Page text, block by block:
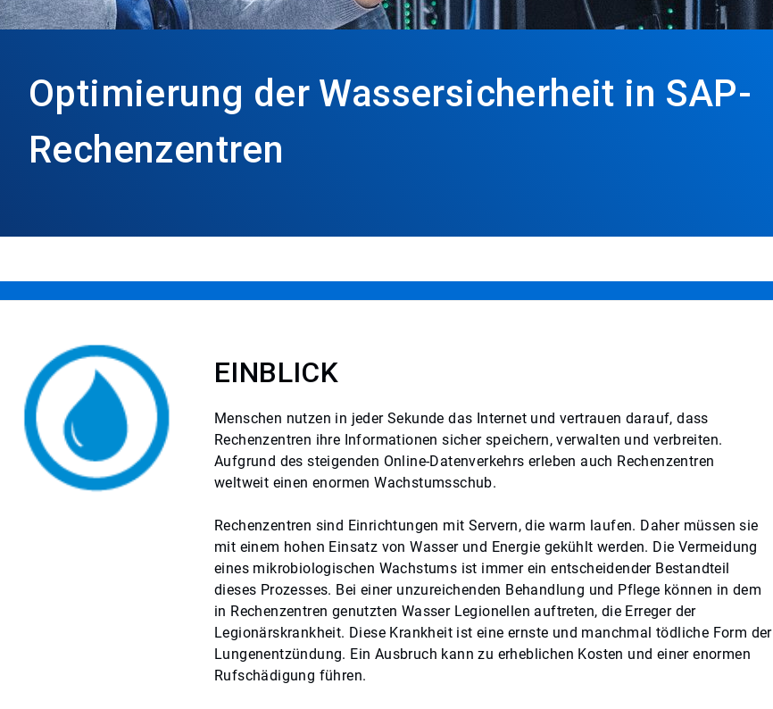
Optimierung der Wassersicherheit in SAP-
Rechenzentren
EINBLICK
Menschen nutzen in jeder Sekunde das Internet und vertrauen darauf, dass
Rechenzentren ihre Informationen sicher speichern, verwalten und verbreiten.
Aufgrund des steigenden Online-Datenverkehrs erleben auch Rechenzentren
weltweit einen enormen Wachstumsschub.
Rechenzentren sind Einrichtungen mit Servern, die warm laufen. Daher müssen sie
mit einem hohen Einsatz von Wasser und Energie gekühlt werden. Die Vermeidung
eines mikrobiologischen Wachstums ist immer ein entscheidender Bestandteil
dieses Prozesses. Bei einer unzureichenden Behandlung und Pflege können in dem
in Rechenzentren genutzten Wasser Legionellen auftreten, die Erreger der
Legionärskrankheit. Diese Krankheit ist eine ernste und manchmal tödliche Form der
Lungenentzündung. Ein Ausbruch kann zu erheblichen Kosten und einer enormen
Rufschädigung führen.